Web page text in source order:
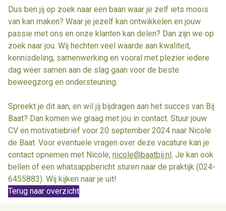
Dus ben jij op zoek naar een baan waar je zelf iets moois
van kan maken? Waar je jezelf kan ontwikkelen en jouw
passie met ons en onze klanten kan delen? Dan zijn we op
zoek naar jou. Wij hechten veel waarde aan kwaliteit,
kennisdeling, samenwerking en vooral met plezier iedere
dag weer samen aan de slag gaan voor de beste
beweegzorg en ondersteuning.
Spreekt je dit aan, en wil jij bijdragen aan het succes van Bij
Baat? Dan komen we graag met jou in contact. Stuur jouw
CV en motivatiebrief voor 20 september 2024 naar Nicole
de Baat. Voor eventuele vragen over deze vacature kan je
contact opnemen met Nicole, nicole@baatbij.nl. Je kan ook
bellen of een whatsappbericht sturen naar de praktijk (024-
6455883). Wij kijken naar je uit!
Terug naar overzicht